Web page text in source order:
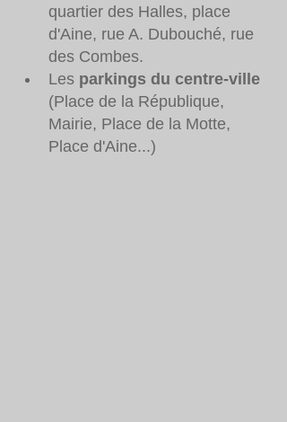
quartier des Halles, place
d'Aine, rue A. Dubouché, rue
des Combes.
Les parkings du centre-ville
(Place de la République,
Mairie, Place de la Motte,
Place d'Aine...)